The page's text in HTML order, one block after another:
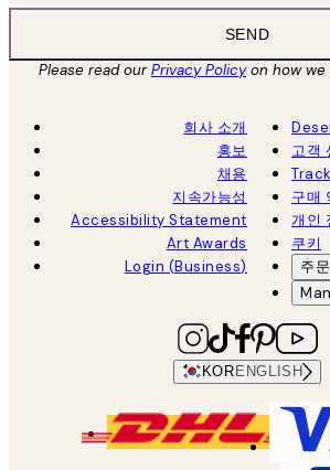
SEND
Please read ourPrivacy Policyon how we
회사 소개
홍보
채용
지속가능성
Accessibility Statement
Art Awards
Login (Business)
고객
구매
개인
쿠키
주
KOR ENGLISH